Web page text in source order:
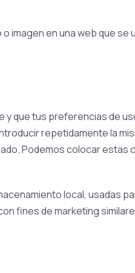
imagen en una web que
que tus preferencias de
repetidamente la
Podemos colocar estas
local, usadas
fines de marketing